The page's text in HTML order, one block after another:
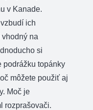
v Kanade.
vzbudí ich
vhodný na
si
podrážku topánky
môžete použiť aj
Moč je
rozprašovači.